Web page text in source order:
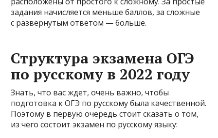
задания начисляется меньше баллов, за сложные
с развернутым ответом — больше.
Структура экзамена ОГЭ
по русскому в 2022 году
Знать, что вас ждет, очень важно, чтобы
подготовка к ОГЭ по русскому была качественной.
Поэтому в первую очередь стоит сказать о том,
из чего состоит экзамен по русскому языку: